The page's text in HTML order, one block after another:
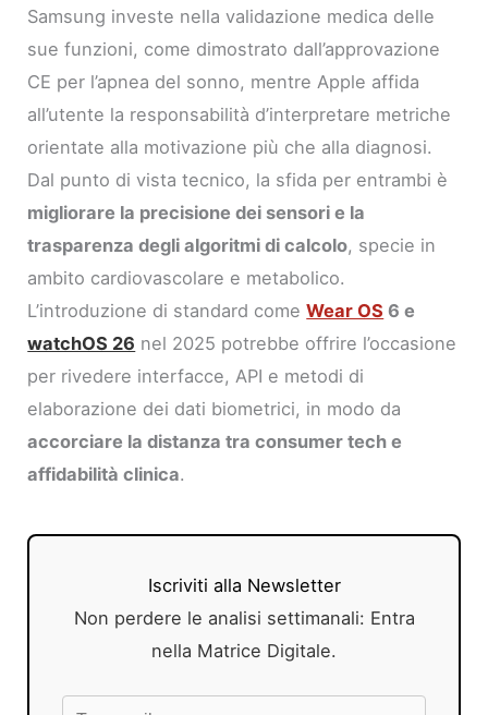
Samsung investe nella validazione medica delle
sue funzioni, come dimostrato dall’approvazione
CE per l’apnea del sonno, mentre Apple affida
all’utente la responsabilità d’interpretare metriche
orientate alla motivazione più che alla diagnosi.
Dal punto di vista tecnico, la sfida per entrambi è
migliorare la precisione dei sensori e la
trasparenza degli algoritmi di calcolo, specie in
ambito cardiovascolare e metabolico.
L’introduzione di standard comeWear OS 6 e
watchOS 26 nel 2025 potrebbe offrire l’occasione
per rivedere interfacce, API e metodi di
elaborazione dei dati biometrici, in modo da
accorciare la distanza tra consumer tech e
affidabilità clinica.
Iscriviti alla Newsletter
Non perdere le analisi settimanali: Entra
nella Matrice Digitale.